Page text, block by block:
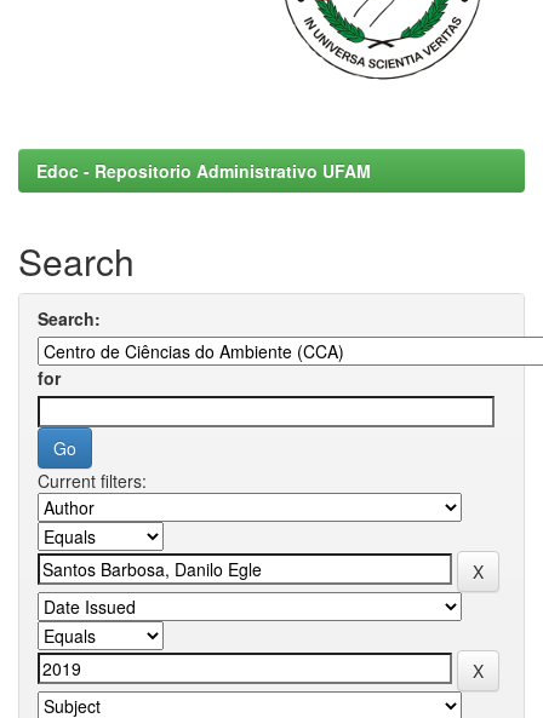
Edoc - Repositorio Administrativo UFAM
Search
Search:
for
Current filters: